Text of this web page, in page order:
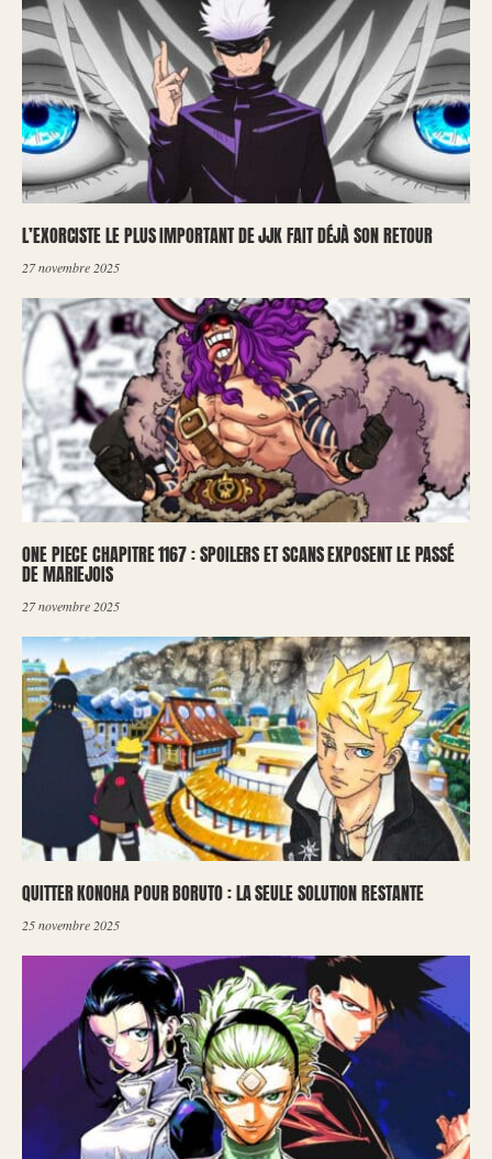
L’EXORCISTE LE PLUS IMPORTANT DE JJK FAIT DÉJÀ SON RETOUR
27 novembre 2025
ONE PIECE CHAPITRE 1167 : SPOILERS ET SCANS EXPOSENT LE PASSÉ
DE MARIEJOIS
27 novembre 2025
QUITTER KONOHA POUR BORUTO : LA SEULE SOLUTION RESTANTE
25 novembre 2025